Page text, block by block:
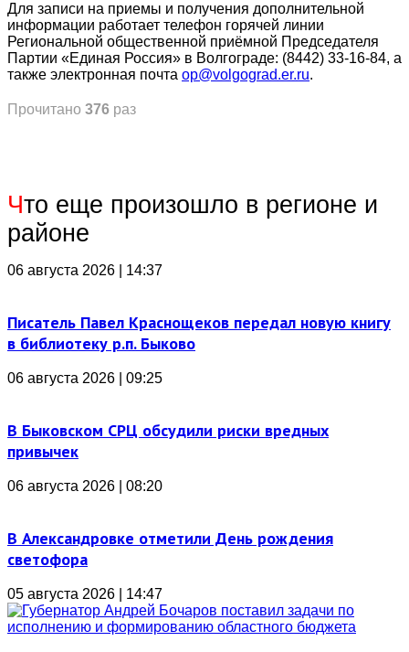
Для записи на приемы и получения дополнительной
информации работает телефон горячей линии
Региональной общественной приёмной Председателя
Партии «Единая Россия» в Волгограде: (8442) 33-16-84, а
также электронная почта op@volgograd.er.ru.
Прочитано 376 раз
Что еще произошло в регионе и
районе
06 августа 2026 | 14:37
Писатель Павел Краснощеков передал новую книгу
в библиотеку р.п. Быково
06 августа 2026 | 09:25
В Быковском СРЦ обсудили риски вредных
привычек
06 августа 2026 | 08:20
В Александровке отметили День рождения
светофора
05 августа 2026 | 14:47